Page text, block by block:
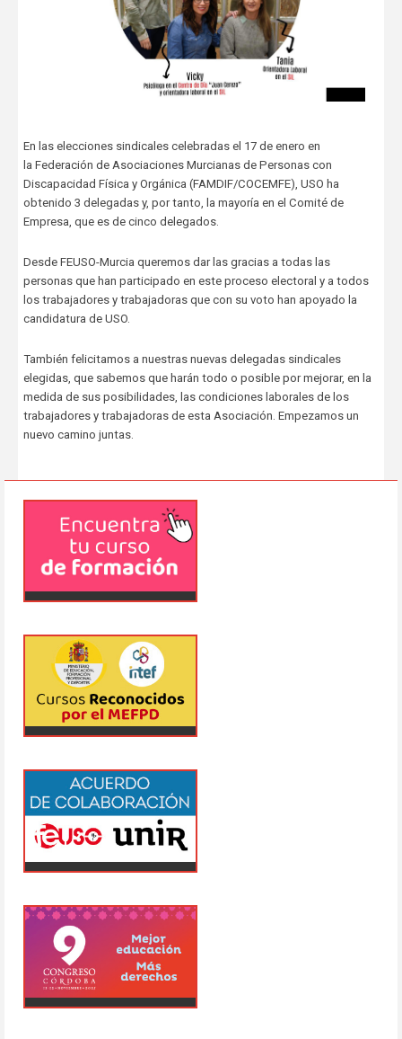
En las elecciones sindicales celebradas el 17 de enero en
la Federación de Asociaciones Murcianas de Personas con
Discapacidad Física y Orgánica (FAMDIF/COCEMFE), USO ha
obtenido 3 delegadas y, por tanto, la mayoría en el Comité de
Empresa, que es de cinco delegados.
Desde FEUSO-Murcia queremos dar las gracias a todas las
personas que han participado en este proceso electoral y a todos
los trabajadores y trabajadoras que con su voto han apoyado la
candidatura de USO.
También felicitamos a nuestras nuevas delegadas sindicales
elegidas, que sabemos que harán todo o posible por mejorar, en la
medida de sus posibilidades, las condiciones laborales de los
trabajadores y trabajadoras de esta Asociación. Empezamos un
nuevo camino juntas.